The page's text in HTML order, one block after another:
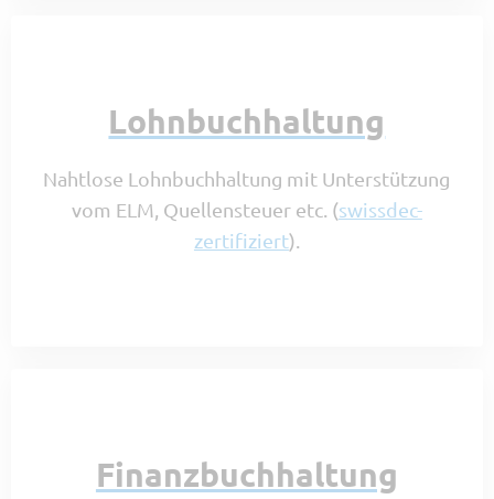
Lohnbuchhaltung
Nahtlose Lohnbuchhaltung mit Unterstützung
vom ELM, Quellensteuer etc. (swissdec-
zertifiziert).
Finanzbuchhaltung